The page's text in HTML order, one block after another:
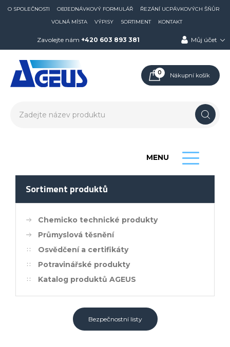
O SPOLEČNOSTI OBJEDNÁVKOVÝ FORMULÁŘ
ŘEZÁNÍ UCPÁVKOVÝCH ŠŇŮR
VOLNÁ MÍSTA
VÝPISY SORTIMENT KONTAKT
Zavolejte nám +420 603 893 381 Můj účet
0 Nákupní košík
MENU
Sortiment produktů
Chemicko technické produkty
Průmyslová těsnění
Osvědčení a certifikáty
Potravinářské produkty
Katalog produktů AGEUS
Bezpečnostní listy